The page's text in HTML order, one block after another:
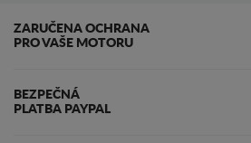
ZARUČENA OCHRANA
PRO VAŠE MOTORU
BEZPEČNÁ
PLATBA PAYPAL